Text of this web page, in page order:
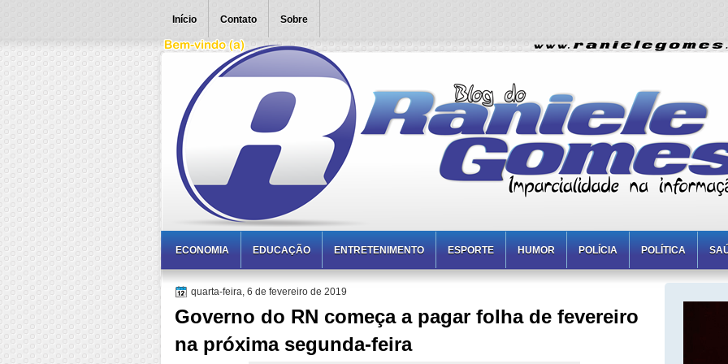
Início Contato Sobre
ECONOMIA EDUCAÇÃO ENTRETENIMENTO ESPORTE HUMOR POLÍCIA POLÍTICA
quarta-feira, 6 de fevereiro de 2019
Governo do RN começa a pagar folha de fevereiro
na próxima segunda-feira